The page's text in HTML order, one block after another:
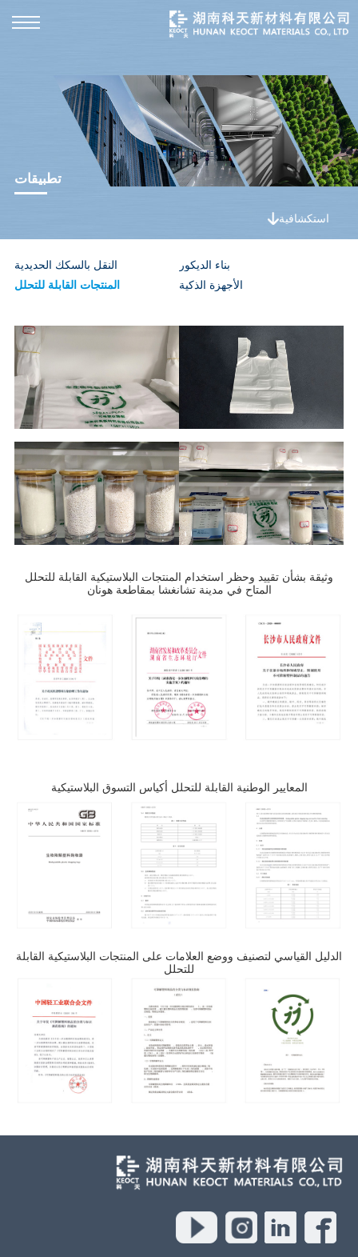
تطبيقات
استكشافية
بناء الديكور
النقل بالسكك الحديدية
الأجهزة الذكية
المنتجات القابلة للتحلل
وثيقة بشأن تقييد وحظر استخدام المنتجات البلاستيكية القابلة للتحلل
المتاح في مدينة تشانغشا بمقاطعة هونان
المعايير الوطنية القابلة للتحلل أكياس التسوق البلاستيكية
الدليل القياسي لتصنيف ووضع العلامات على المنتجات البلاستيكية القابلة
للتحلل